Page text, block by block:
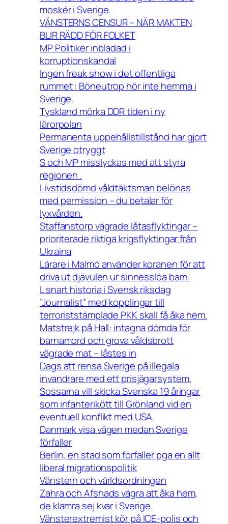
moskér i Sverige.
VÄNSTERNS CENSUR – NÄR MAKTEN
BLIR RÄDD FÖR FOLKET
MP Politiker inbladad i
korruptionskandal
Ingen freak show i det offentliga
rummet : Böneutrop hör inte hemma i
Sverige.
Tyskland mörka DDR tiden i ny
lärorpolan
Permanenta uppehållstillstånd har gjort
Sverige otryggt
S och MP misslyckas med att styra
regionen .
Livstidsdömd våldtäktsman belönas
med permission – du betalar för
lyxvården.
Staffanstorp vägrade låtasflyktingar –
prioriterade riktiga krigsflyktingar från
Ukraina
Lärare i Malmö använder koranen för att
driva ut djävulen ur sinnesslöa barn.
L snart historia i Svensk riksdag
”Journalist” med kopplingar till
terroriststämplade PKK skall få åka hem.
Matstrejk på Hall: intagna dömda för
barnamord och grova våldsbrott
vägrade mat – låstes in
Dags att rensa Sverige på illegala
invandrare med ett prisjägarsystem.
Sossarna vill skicka Svenska 19 åringar
som infanterikött till Grönland vid en
eventuell konflikt med USA.
Danmark visa vägen medan Sverige
förfaller
Berlin, en stad som förfaller pga en allt
liberal migrationspolitik
Vänstern och världsordningen
Zahra och Afshads vägra att åka hem,
de klamra sej kvar i Sverige.
Vänsterextremist kör på ICE-polis och